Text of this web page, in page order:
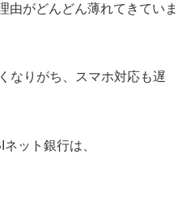
由がどんどん薄れてきていま
なりがち、スマホ対応も遅
ット銀行は、